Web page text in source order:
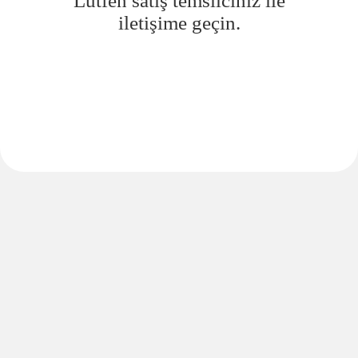
iletişime geçin.